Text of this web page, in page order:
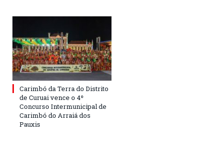
Carimbó da Terra do Distrito
de Curuai vence o 4º
Concurso Intermunicipal de
Carimbó do Arraiá dos
Pauxis